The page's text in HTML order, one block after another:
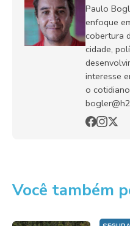
Paulo
enfoque
cobertura
cidade,
interesse
o
Você também